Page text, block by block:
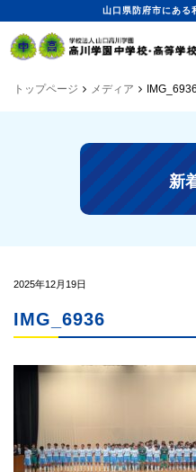
山口県防府市にある
トップページ メディア IMG_6936
新
2025年12月19日
IMG_6936